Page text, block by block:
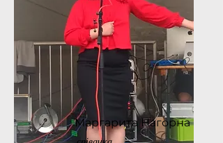
Маргарита Нагорна